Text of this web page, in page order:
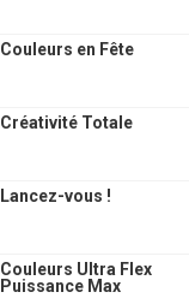
Couleurs en Fête
Créativité Totale
Lancez-vous !
Couleurs Ultra Flex
Puissance Max